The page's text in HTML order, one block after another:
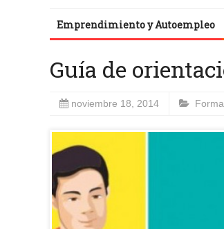
Emprendimiento y Autoempleo
Guía de
noviembre 18, 2014